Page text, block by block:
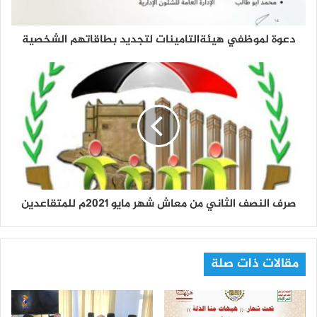
دعوة لموظفي هيئةالتامينات لتجديد بطاقاتهم الشخصية
صرف النصف الثاني من معاش شهر مايو 2021م للمتقاعدين
مقالات ذات صلة